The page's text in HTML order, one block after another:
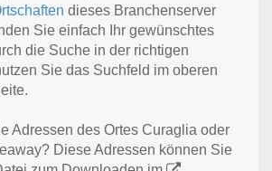
dieses Branchenserver
Sie einfach Ihr gewünschtes
die Suche in der richtigen
Sie das Suchfeld im oberen
Adressen des Ortes Curaglia oder
Diese Adressen können Sie